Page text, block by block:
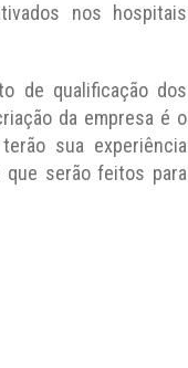
nos hospitais
de qualificação dos
da empresa é o
sua experiência
que serão feitos para